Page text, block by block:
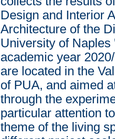
Design and Interior
Architecture of the
University of
academic year
are located in the
of PUA, and aimed
through the
particular attention
theme of the living